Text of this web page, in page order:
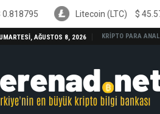
AĞUSTOS 8, 2026 KRİPTO PARA
Litecoin (LTC) $ 45.57